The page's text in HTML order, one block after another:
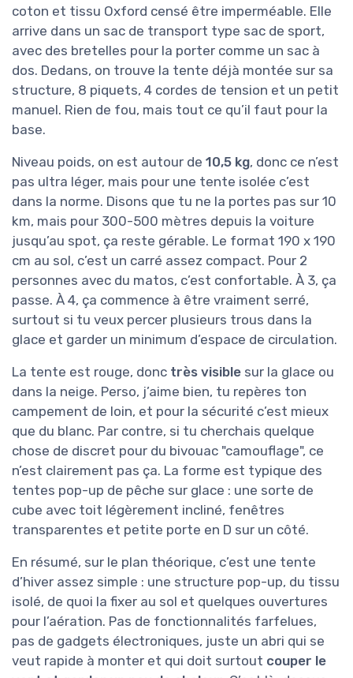
coton et tissu Oxford censé être imperméable. Elle
arrive dans un sac de transport type sac de sport,
avec des bretelles pour la porter comme un sac à
dos. Dedans, on trouve la tente déjà montée sur sa
structure, 8 piquets, 4 cordes de tension et un petit
manuel. Rien de fou, mais tout ce qu’il faut pour la
base.
Niveau poids, on est autour de 10,5 kg, donc ce n’est
pas ultra léger, mais pour une tente isolée c’est
dans la norme. Disons que tu ne la portes pas sur 10
km, mais pour 300-500 mètres depuis la voiture
jusqu’au spot, ça reste gérable. Le format 190 x 190
cm au sol, c’est un carré assez compact. Pour 2
personnes avec du matos, c’est confortable. À 3, ça
passe. À 4, ça commence à être vraiment serré,
surtout si tu veux percer plusieurs trous dans la
glace et garder un minimum d’espace de circulation.
La tente est rouge, donc très visible sur la glace ou
dans la neige. Perso, j’aime bien, tu repères ton
campement de loin, et pour la sécurité c’est mieux
que du blanc. Par contre, si tu cherchais quelque
chose de discret pour du bivouac "camouflage", ce
n’est clairement pas ça. La forme est typique des
tentes pop-up de pêche sur glace : une sorte de
cube avec toit légèrement incliné, fenêtres
transparentes et petite porte en D sur un côté.
En résumé, sur le plan théorique, c’est une tente
d’hiver assez simple : une structure pop-up, du tissu
isolé, de quoi la fixer au sol et quelques ouvertures
pour l’aération. Pas de fonctionnalités farfelues,
pas de gadgets électroniques, juste un abri qui se
veut rapide à monter et qui doit surtout couper le